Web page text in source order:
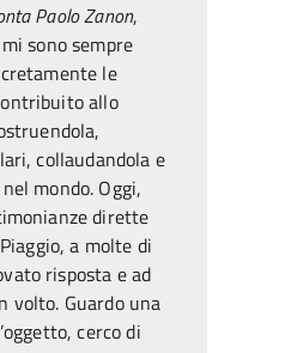
Paolo Zanon,
sono sempre
le
allo
collaudandola e
mondo. Oggi,
dirette
a molte di
risposta e ad
volto. Guardo una
cerco di